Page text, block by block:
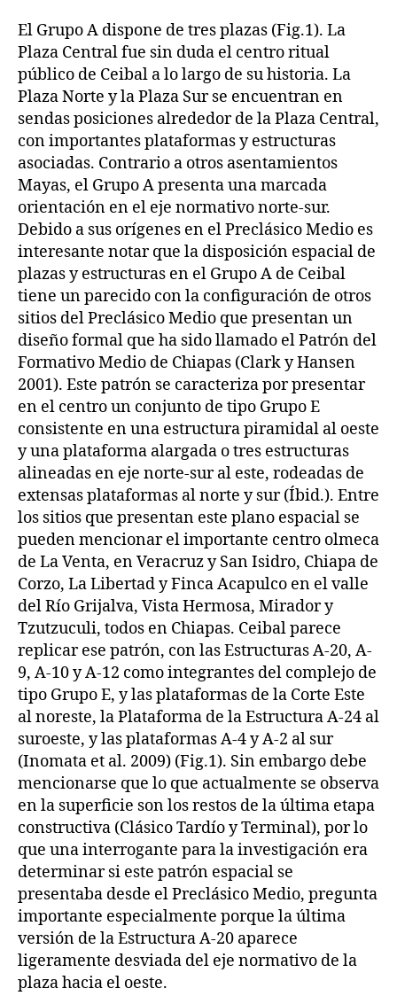
El Grupo A dispone de tres plazas (Fig.1). La
Plaza Central fue sin duda el centro ritual
público de Ceibal a lo largo de su historia. La
Plaza Norte y la Plaza Sur se encuentran en
sendas posiciones alrededor de la Plaza Central,
con importantes plataformas y estructuras
asociadas. Contrario a otros asentamientos
Mayas, el Grupo A presenta una marcada
orientación en el eje normativo norte-sur.
Debido a sus orígenes en el Preclásico Medio es
interesante notar que la disposición espacial de
plazas y estructuras en el Grupo A de Ceibal
tiene un parecido con la configuración de otros
sitios del Preclásico Medio que presentan un
diseño formal que ha sido llamado el Patrón del
Formativo Medio de Chiapas (Clark y Hansen
2001). Este patrón se caracteriza por presentar
en el centro un conjunto de tipo Grupo E
consistente en una estructura piramidal al oeste
y una plataforma alargada o tres estructuras
alineadas en eje norte-sur al este, rodeadas de
extensas plataformas al norte y sur (Íbid.). Entre
los sitios que presentan este plano espacial se
pueden mencionar el importante centro olmeca
de La Venta, en Veracruz y San Isidro, Chiapa de
Corzo, La Libertad y Finca Acapulco en el valle
del Río Grijalva, Vista Hermosa, Mirador y
Tzutzuculi, todos en Chiapas. Ceibal parece
replicar ese patrón, con las Estructuras A-20, A-
9, A-10 y A-12 como integrantes del complejo de
tipo Grupo E, y las plataformas de la Corte Este
al noreste, la Plataforma de la Estructura A-24 al
suroeste, y las plataformas A-4 y A-2 al sur
(Inomata et al. 2009) (Fig.1). Sin embargo debe
mencionarse que lo que actualmente se observa
en la superficie son los restos de la última etapa
constructiva (Clásico Tardío y Terminal), por lo
que una interrogante para la investigación era
determinar si este patrón espacial se
presentaba desde el Preclásico Medio, pregunta
importante especialmente porque la última
versión de la Estructura A-20 aparece
ligeramente desviada del eje normativo de la
plaza hacia el oeste.